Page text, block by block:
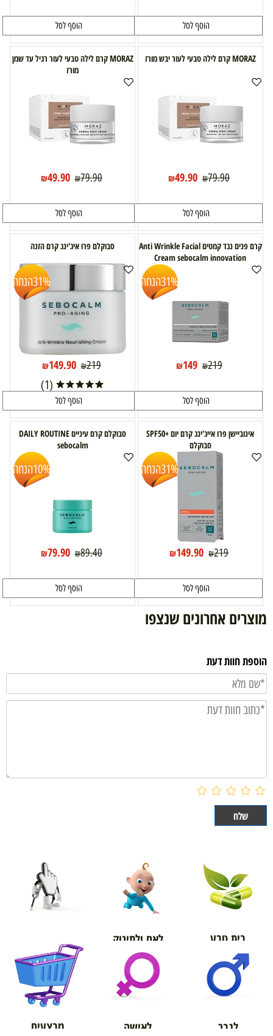
הוסף לסל הוסף לסל
MORAZ קרם לילה טבעי לעור יבש מורז
₪79.90
₪49.90
הוסף לסל
MORAZ קרם לילה טבעי לעור רגיל עד שמן
מורז
₪79.90
₪49.90
הוסף לסל
קרם פנים נגד קמטים Anti Wrinkle Facial
Cream sebocalm innovation
31%הנחה
₪219
₪149
הוסף לסל
סבוקלם פרו איג'ינג קרם הזנה
31%הנחה
₪219
₪149.90
(1)
הוסף לסל
אינוביישן פרו אייג'ינג קרם יום +SPF50
סבוקלם
31%הנחה
₪219
₪149.90
הוסף לסל
סבוקלם קרם עיניים DAILY ROUTINE
sebocalm
10%הנחה
₪89.40
₪79.90
הוסף לסל
מוצרים אחרונים שנצפו
הוספת חוות דעת
בית טבע לאם ולתינוק
אורטופדיה
לגבר לאישה מבצעים